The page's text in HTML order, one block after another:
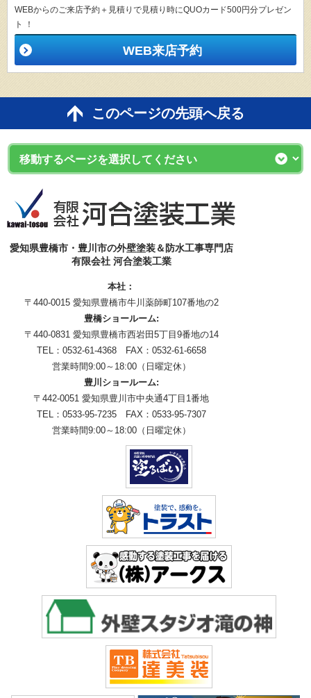
WEBからのご来店予約＋見積りで見積り時にQUOカード500円分プレゼン
ト ！
WEB来店予約
このページの先頭へ戻る
愛知県豊橋市・豊川市の外壁塗装＆防水工事専門店
有限会社 河合塗装工業
本社：
〒440-0015 愛知県豊橋市牛川薬師町107番地の2
豊橋ショールーム:
〒440-0831 愛知県豊橋市西岩田5丁目9番地の14
TEL：0532-61-4368 FAX：0532-61-6658
営業時間9:00～18:00（日曜定休）
豊川ショールーム:
〒442-0051 愛知県豊川市中央通4丁目1番地
TEL：0533-95-7235 FAX：0533-95-7307
営業時間9:00～18:00（日曜定休）